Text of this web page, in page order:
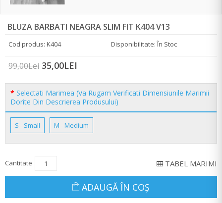
BLUZA BARBATI NEAGRA SLIM FIT K404 V13
Cod produs: K404 Disponibilitate: În Stoc
99,00Lei 35,00LEI
Selectati Marimea (Va Rugam Verificati Dimensiunile Marimii
Dorite Din Descrierea Produsului)
S - Small M - Medium
Cantitate TABEL MARIMI
ADAUGĂ ÎN COŞ